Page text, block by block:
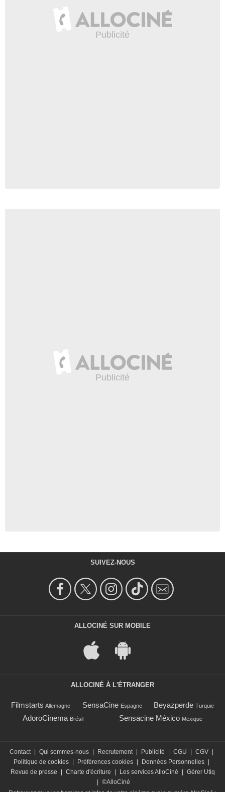
SUIVEZ-NOUS
ALLOCINÉ SUR MOBILE
ALLOCINÉ À L'ÉTRANGER
Filmstarts Allemagne SensaCine Espagne Beyazperde Turquie
AdoroCinema Brésil Sensacine México Mexique
Contact Qui sommes-nous Recrutement Publicité CGU CGV
Politique de cookies
Préférences cookies Données Personnelles
Revue de presse
Charte d'écriture Les services AlloCiné
Gérer Utiq
©AlloCiné